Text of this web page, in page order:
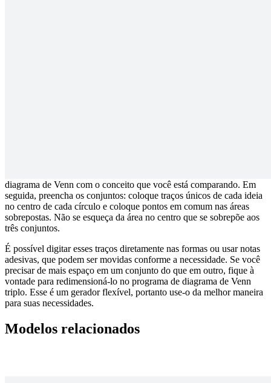
diagrama de Venn com o conceito que você está comparando. Em
seguida, preencha os conjuntos: coloque traços únicos de cada ideia
no centro de cada círculo e coloque pontos em comum nas áreas
sobrepostas. Não se esqueça da área no centro que se sobrepõe aos
três conjuntos.
É possível digitar esses traços diretamente nas formas ou usar notas
adesivas, que podem ser movidas conforme a necessidade. Se você
precisar de mais espaço em um conjunto do que em outro, fique à
vontade para redimensioná-lo no programa de diagrama de Venn
triplo. Esse é um gerador flexível, portanto use-o da melhor maneira
para suas necessidades.
Modelos relacionados